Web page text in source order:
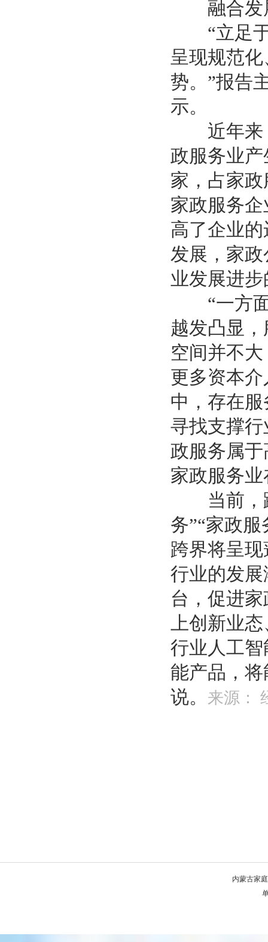
融合发
“立足于
呈现规范
势。”报告
示。
近年来，
政服务业
家，占家
家政服务
高了企业
发展，家
业发展进
“一方面
越发凸显
空间并不
更多资本
中，存在
寻找支撑
政服务属
家政服务
当前，跨
务”“家政
跨界将呈
行业的发
台，促进
上创新业
行业人工
能产品，
说。
来源：
内蒙古家